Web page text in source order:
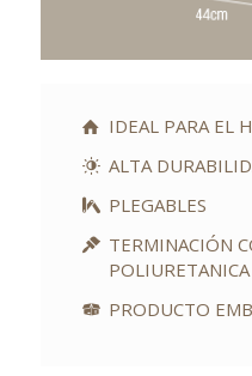
IDEAL PARA EL
ALTA
PLEGABLES
TERMINACIÓN
POLIURETANICA
PRODUCTO